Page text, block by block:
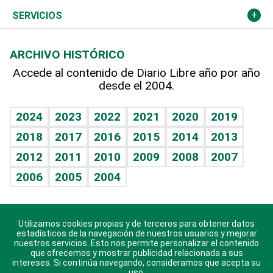
Resto del mundo
Economía personal
Podcast Arte Libre
Hablando con el pediatra
Vida y familia
Eñe
Celebrando la vida
Sin complejos
En pocas palabras
Escuchando al corazón
Economía Personal
Más deportes
Línea de hit
TBT Deportivo
Columnistas
Cambio climático
Opinión
Hecho en casa
Guía del dinero
SERVICIOS
Cumpleaños
Horóscopos
Crucigramas
ARCHIVO HISTÓRICO
Accede al contenido de Diario Libre año por año
desde el 2004.
2024 2023 2022 2021 2020
2019
2018
2017 2016 2015 2014
2013
2012
2011 2010 2009 2008
2007
2006
2005 2004
Descarga nuestras aplicaciones para Android, iOS y
sistema Huawei.
Utilizamos cookies propias y de terceros para obtener datos
estadísticos de la navegación de nuestros usuarios y mejorar
nuestros servicios. Esto nos permite personalizar el contenido
que ofrecemos y mostrar publicidad relacionada a sus
intereses. Si continúa navegando, consideramos que acepta su